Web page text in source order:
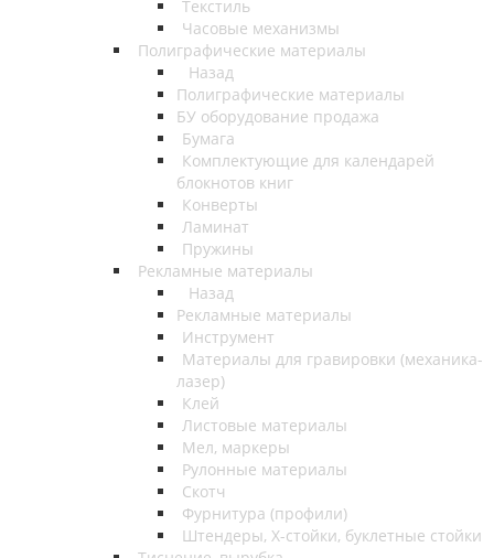
Текстиль
Часовые механизмы
Полиграфические материалы
Назад
Полиграфические материалы
БУ оборудование продажа
Бумага
Комплектующие для календарей
блокнотов книг
Конверты
Ламинат
Пружины
Рекламные материалы
Назад
Рекламные материалы
Инструмент
Материалы для гравировки (механика-
лазер)
Клей
Листовые материалы
Мел, маркеры
Рулонные материалы
Скотч
Фурнитура (профили)
Штендеры, Х-стойки, буклетные стойки